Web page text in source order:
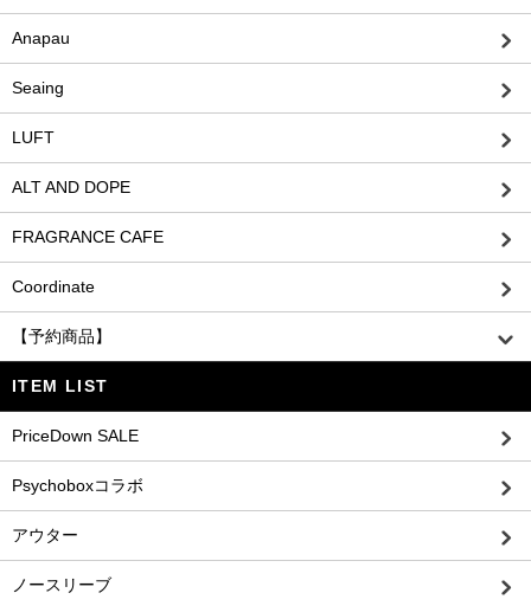
Anapau
Seaing
LUFT
ALT AND DOPE
FRAGRANCE CAFE
Coordinate
【予約商品】
ITEM LIST
PriceDown SALE
Psychoboxコラボ
アウター
ノースリーブ